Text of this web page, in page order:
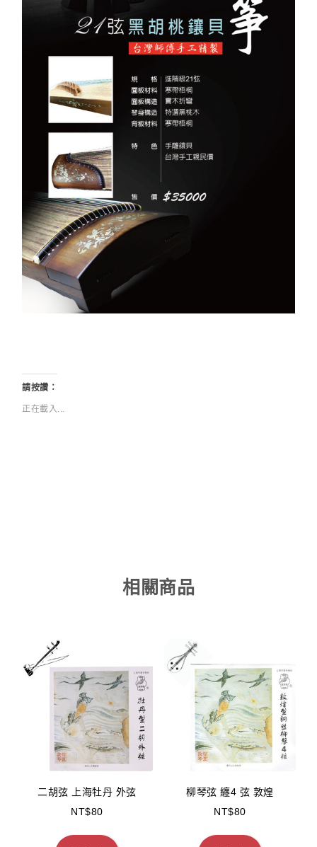
請按讚：
正在載入...
相關商品
二胡弦 上海牡丹 外弦
NT$80
柳琴弦 纏4 弦 敦煌
NT$80